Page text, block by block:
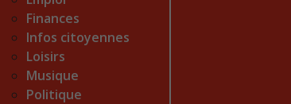
Finances
Infos citoyennes
Loisirs
Musique
Politique